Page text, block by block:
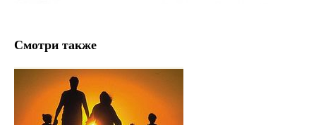
Смотри также